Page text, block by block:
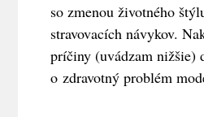
so zmenou životného
stravovacích návykov.
príčiny (uvádzam nižšie)
o zdravotný problém